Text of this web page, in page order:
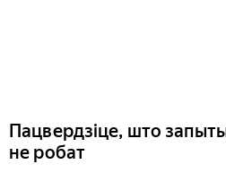
Пацвердзіце, што
не робат